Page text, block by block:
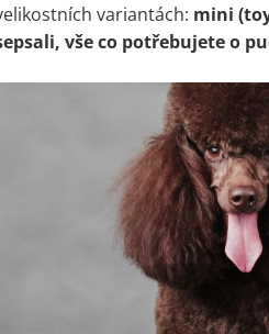
variantách: mini
vše co potřebujete o